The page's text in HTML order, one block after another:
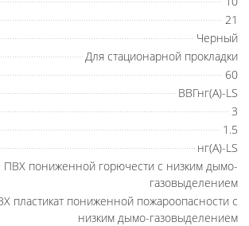
21
Черный
Для стационарной прокладки
60
ВВГнг(A)-LS
3
1.5
нг(A)-LS
ПВХ пониженной горючести с низким дымо-
газовыделением
пластикат пониженной пожароопасности с
низким дымо-газовыделением